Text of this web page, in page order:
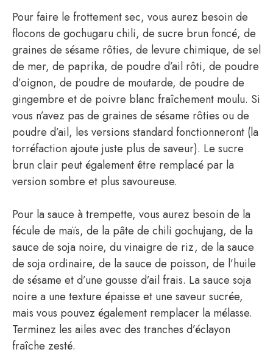
Pour faire le frottement sec, vous aurez besoin de
flocons de gochugaru chili, de sucre brun foncé, de
graines de sésame rôties, de levure chimique, de sel
de mer, de paprika, de poudre d’ail rôti, de poudre
d’oignon, de poudre de moutarde, de poudre de
gingembre et de poivre blanc fraîchement moulu. Si
vous n’avez pas de graines de sésame rôties ou de
poudre d’ail, les versions standard fonctionneront (la
torréfaction ajoute juste plus de saveur). Le sucre
brun clair peut également être remplacé par la
version sombre et plus savoureuse.
Pour la sauce à trempette, vous aurez besoin de la
fécule de maïs, de la pâte de chili gochujang, de la
sauce de soja noire, du vinaigre de riz, de la sauce
de soja ordinaire, de la sauce de poisson, de l’huile
de sésame et d’une gousse d’ail frais. La sauce soja
noire a une texture épaisse et une saveur sucrée,
mais vous pouvez également remplacer la mélasse.
Terminez les ailes avec des tranches d’éclayon
fraîche zesté.